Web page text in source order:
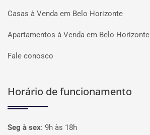
Casas à Venda em Belo Horizonte
Apartamentos à Venda em Belo Horizonte
Fale conosco
Horário de funcionamento
Seg à sex: 9h às 18h